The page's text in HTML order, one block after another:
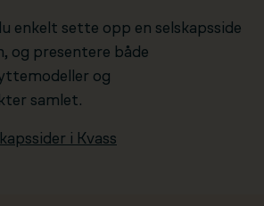
enkelt sette opp en selskapsside
og presentere både
og
samlet.
i Kvass